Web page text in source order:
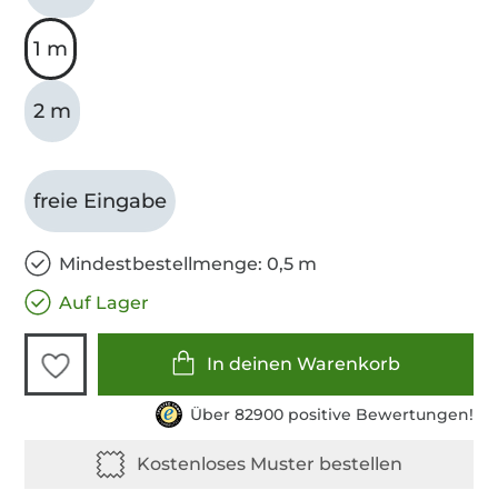
1 m
2 m
freie Eingabe
Mindestbestellmenge: 0,5 m
Auf Lager
In deinen Warenkorb
Über 82900 positive Bewertungen!